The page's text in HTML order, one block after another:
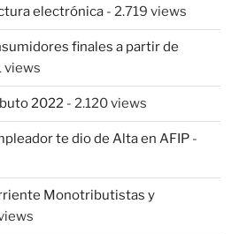
electrónica - 2.719 views
finales a partir de
views
2022 - 2.120 views
te dio de Alta en AFIP -
Monotributistas y